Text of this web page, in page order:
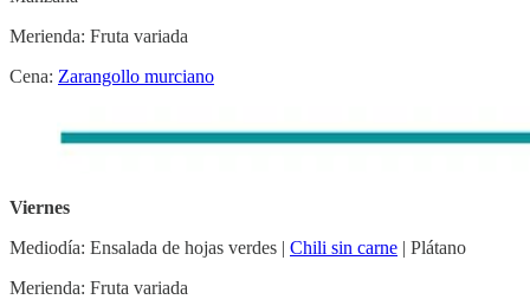
Merienda: Fruta variada
Cena: Zarangollo murciano
Viernes
Mediodía: Ensalada de hojas verdes | Chili sin carne | Plátano
Merienda: Fruta variada